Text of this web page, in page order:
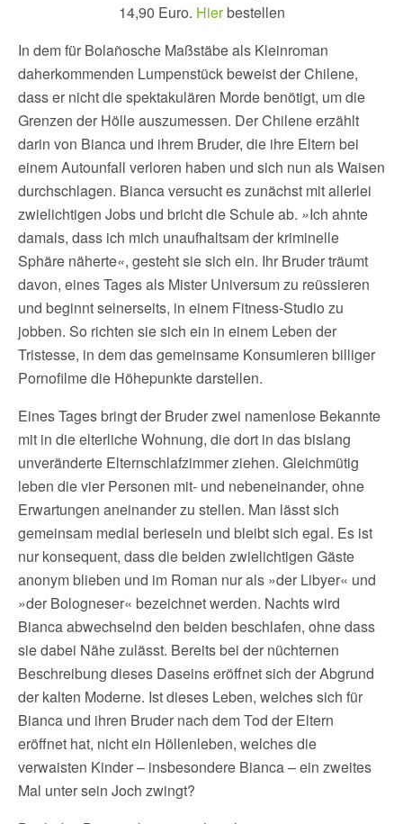
14,90 Euro. Hierbestellen
In dem für Bolañosche Maßstäbe als Kleinroman
daherkommenden Lumpenstück beweist der Chilene,
dass er nicht die spektakulären Morde benötigt, um die
Grenzen der Hölle auszumessen. Der Chilene erzählt
darin von Bianca und ihrem Bruder, die ihre Eltern bei
einem Autounfall verloren haben und sich nun als Waisen
durchschlagen. Bianca versucht es zunächst mit allerlei
zwielichtigen Jobs und bricht die Schule ab. »Ich ahnte
damals, dass ich mich unaufhaltsam der kriminelle
Sphäre näherte«, gesteht sie sich ein. Ihr Bruder träumt
davon, eines Tages als Mister Universum zu reüssieren
und beginnt seinerseits, in einem Fitness-Studio zu
jobben. So richten sie sich ein in einem Leben der
Tristesse, in dem das gemeinsame Konsumieren billiger
Pornofilme die Höhepunkte darstellen.
Eines Tages bringt der Bruder zwei namenlose Bekannte
mit in die elterliche Wohnung, die dort in das bislang
unveränderte Elternschlafzimmer ziehen. Gleichmütig
leben die vier Personen mit- und nebeneinander, ohne
Erwartungen aneinander zu stellen. Man lässt sich
gemeinsam medial berieseln und bleibt sich egal. Es ist
nur konsequent, dass die beiden zwielichtigen Gäste
anonym blieben und im Roman nur als »der Libyer« und
»der Bologneser« bezeichnet werden. Nachts wird
Bianca abwechselnd den beiden beschlafen, ohne dass
sie dabei Nähe zulässt. Bereits bei der nüchternen
Beschreibung dieses Daseins eröffnet sich der Abgrund
der kalten Moderne. Ist dieses Leben, welches sich für
Bianca und ihren Bruder nach dem Tod der Eltern
eröffnet hat, nicht ein Höllenleben, welches die
verwaisten Kinder – insbesondere Bianca – ein zweites
Mal unter sein Joch zwingt?